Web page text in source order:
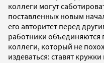
коллеги могут
поставленных новым
его авторитет перед
работники
коллеги, который не
издеваться: ставят